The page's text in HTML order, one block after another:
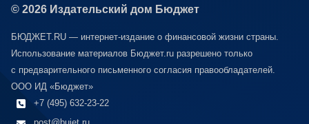
© 2026 Издательский дом Бюджет
БЮДЖЕТ.RU — интернет-издание о финансовой жизни страны.
Использование материалов Бюджет.ru разрешено только
с предварительного письменного согласия правообладателей.
ООО ИД «Бюджет»
+7 (495) 632-23-22